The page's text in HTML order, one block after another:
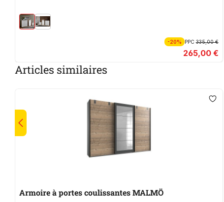
-20% PPC335,00 €
265,00 €
Articles similaires
Armoire à portes coulissantes MALMÖ